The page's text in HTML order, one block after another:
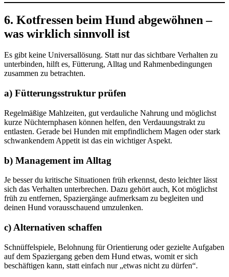
6. Kotfressen beim Hund abgewöhnen –
was wirklich sinnvoll ist
Es gibt keine Universallösung. Statt nur das sichtbare Verhalten zu
unterbinden, hilft es, Fütterung, Alltag und Rahmenbedingungen
zusammen zu betrachten.
a) Fütterungsstruktur prüfen
Regelmäßige Mahlzeiten, gut verdauliche Nahrung und möglichst
kurze Nüchternphasen können helfen, den Verdauungstrakt zu
entlasten. Gerade bei Hunden mit empfindlichem Magen oder stark
schwankendem Appetit ist das ein wichtiger Aspekt.
b) Management im Alltag
Je besser du kritische Situationen früh erkennst, desto leichter lässt
sich das Verhalten unterbrechen. Dazu gehört auch, Kot möglichst
früh zu entfernen, Spaziergänge aufmerksam zu begleiten und
deinen Hund vorausschauend umzulenken.
c) Alternativen schaffen
Schnüffelspiele, Belohnung für Orientierung oder gezielte Aufgaben
auf dem Spaziergang geben dem Hund etwas, womit er sich
beschäftigen kann, statt einfach nur „etwas nicht zu dürfen“.